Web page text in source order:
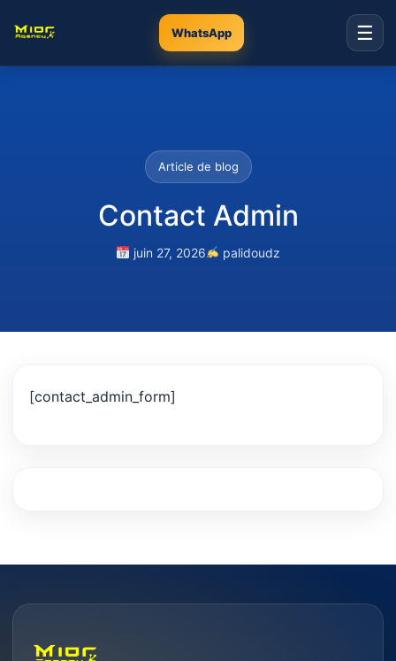
WhatsApp ☰
Article de blog
Contact Admin
juin 27, 2026 palidoudz
[contact_admin_form]